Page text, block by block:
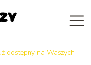
dostępny na Waszych